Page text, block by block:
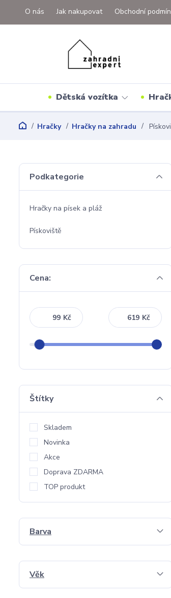
O nás Jak nakupovat Obchodní
Dětská vozítka
Hračky Hračky na zahradu
Podkategorie
Hračky na písek a pláž
Pískoviště
Cena:
Kč Kč
Štítky
Skladem
Novinka
Akce
Doprava ZDARMA
TOP produkt
Barva
Věk